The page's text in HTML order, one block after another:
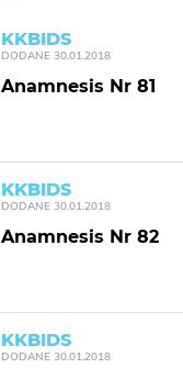
KKBIDS
DODANE 30.01.2018
Anamnesis Nr 81
KKBIDS
DODANE 30.01.2018
Anamnesis Nr 82
KKBIDS
DODANE 30.01.2018